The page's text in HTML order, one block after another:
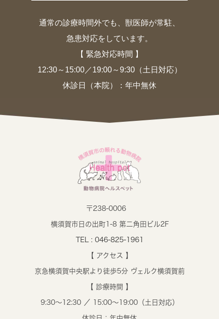
通常の診療時間外でも、獣医師が常駐、
急患対応をしています。
【 緊急対応時間 】
12:30～15:00／19:00～9:30（土日対応）
休診日（本院）：年中無休
〒238-0006
横須賀市日の出町1-8 第二角田ビル2F
TEL : 046-825-1961
【 アクセス 】
京急横須賀中央駅より徒歩5分 ヴェルク横須賀前
【 診療時間 】
9:30～12:30 ／ 15:00～19:00（土日対応）